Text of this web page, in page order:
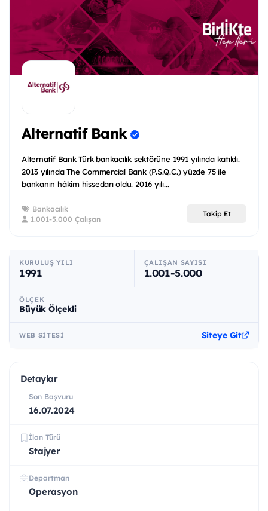
Alternatif Bank
Alternatif Bank Türk bankacılık sektörüne 1991 yılında katıldı.
2013 yılında The Commercial Bank (P.S.Q.C.) yüzde 75 ile
bankanın hâkim hissedarı oldu. 2016 yılı...
Bankacılık
1.001-5.000 Çalışan
Takip Et
KURULUŞ YILI
1991
ÇALIŞAN SAYISI
1.001-5.000
ÖLÇEK
Büyük Ölçekli
WEB SITESI Siteye Git
Detaylar
Son Başvuru
16.07.2024
İlan Türü
Stajyer
Departman
Operasyon